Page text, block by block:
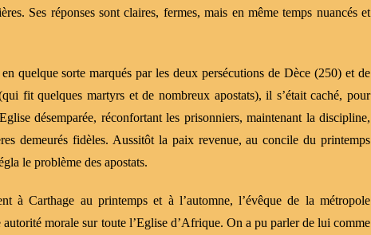
Ses réponses sont claires, fermes, mais en même temps nuancés et
quelque sorte marqués par les deux persécutions de Dèce (250) et de
fit quelques martyrs et de nombreux apostats), il s’était caché, pour
désemparée, réconfortant les prisonniers, maintenant la discipline,
demeurés fidèles. Aussitôt la paix revenue, au concile du printemps
le problème des apostats.
à Carthage au printemps et à l’automne, l’évêque de la métropole
morale sur toute l’Eglise d’Afrique. On a pu parler de lui comme